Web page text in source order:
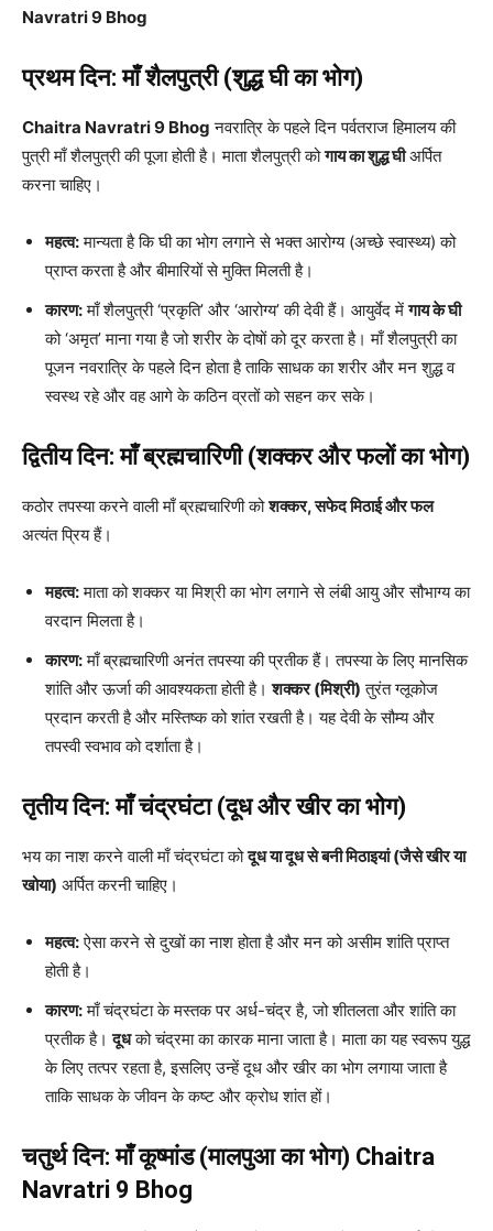
Navratri 9 Bhog
प्रथम दिन: माँ शैलपुत्री (शुद्ध घी का भोग)
Chaitra Navratri 9 Bhog नवरात्रि के पहले दिन पर्वतराज हिमालय की
पुत्री माँ शैलपुत्री की पूजा होती है। माता शैलपुत्री कोगाय का शुद्ध घीअर्पित
करना चाहिए।
महत्व:मान्यता है कि घी का भोग लगाने से भक्त आरोग्य (अच्छे स्वास्थ्य) को
प्राप्त करता है और बीमारियों से मुक्ति मिलती है।
कारण:माँ शैलपुत्री ‘प्रकृति’ और ‘आरोग्य’ की देवी हैं। आयुर्वेद मेंगाय के घी
को ‘अमृत’ माना गया है जो शरीर के दोषों को दूर करता है। माँ शैलपुत्री का
पूजन नवरात्रि के पहले दिन होता है ताकि साधक का शरीर और मन शुद्ध व
स्वस्थ रहे और वह आगे के कठिन व्रतों को सहन कर सके।
द्वितीय दिन: माँ ब्रह्मचारिणी (शक्कर और फलों का भोग)
कठोर तपस्या करने वाली माँ ब्रह्मचारिणी कोशक्कर, सफेद मिठाई और फल
अत्यंत प्रिय हैं।
महत्व:माता को शक्कर या मिश्री का भोग लगाने से लंबी आयु और सौभाग्य का
वरदान मिलता है।
कारण:माँ ब्रह्मचारिणी अनंत तपस्या की प्रतीक हैं। तपस्या के लिए मानसिक
शांति और ऊर्जा की आवश्यकता होती है।शक्कर (मिश्री) तुरंत ग्लूकोज
प्रदान करती है और मस्तिष्क को शांत रखती है। यह देवी के सौम्य और
तपस्वी स्वभाव को दर्शाता है।
तृतीय दिन: माँ चंद्रघंटा (दूध और खीर का भोग)
भय का नाश करने वाली माँ चंद्रघंटा कोदूध या दूध से बनी मिठाइयां (जैसे खीर या
खोया) अर्पित करनी चाहिए।
महत्व:ऐसा करने से दुखों का नाश होता है और मन को असीम शांति प्राप्त
होती है।
कारण:माँ चंद्रघंटा के मस्तक पर अर्ध-चंद्र है, जो शीतलता और शांति का
प्रतीक है।दूधको चंद्रमा का कारक माना जाता है। माता का यह स्वरूप युद्ध
के लिए तत्पर रहता है, इसलिए उन्हें दूध और खीर का भोग लगाया जाता है
ताकि साधक के जीवन के कष्ट और क्रोध शांत हों।
चतुर्थ दिन: माँ कूष्मांड (मालपुआ का भोग) Chaitra
Navratri 9 Bhog